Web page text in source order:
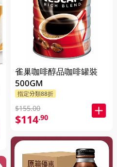
雀巢咖啡醇品咖啡罐裝
500GM
指定分類88折
$155.00
$114.90